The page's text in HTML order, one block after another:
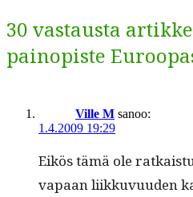
30 vastausta
painopiste
Ville M sanoo:
1.4.2009 19:29
Eikös tämä ole
vapaan liikku­vu­u­den